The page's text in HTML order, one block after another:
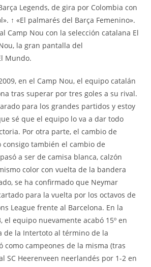
Legends, de gira por Colombia con
↑ «El palmarés del Barça Femenino».
Camp Nou con la selección catalana El
la gran pantalla del
Mundo.
en el Camp Nou, el equipo catalán
tras superar por tres goles a su rival.
para los grandes partidos y estoy
sé que el equipo lo va a dar todo
Por otra parte, el cambio de
también el cambio de
a ser de camisa blanca, calzón
color con vuelta de la bandera
se ha confirmado que Neymar
para la vuelta por los octavos de
League frente al Barcelona. En la
el equipo nuevamente acabó 15º en
de la Intertoto al término de la
como campeones de la misma (tras
SC Heerenveen neerlandés por 1-2 en